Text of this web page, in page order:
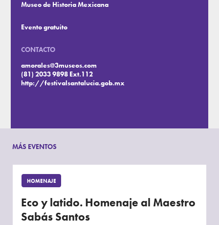
Museo de Historia Mexicana
Evento gratuito
CONTACTO
amorales@3museos.com
(81) 2033 9898 Ext.112
http://festivalsantalucia.gob.mx
MÁS EVENTOS
HOMENAJE
Eco y latido. Homenaje al Maestro
Sabás Santos